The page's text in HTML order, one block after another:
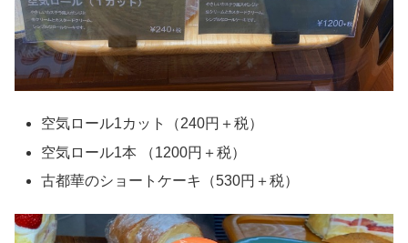
空気ロール1カット（240円＋税）
空気ロール1本 （1200円＋税）
古都華のショートケーキ（530円＋税）